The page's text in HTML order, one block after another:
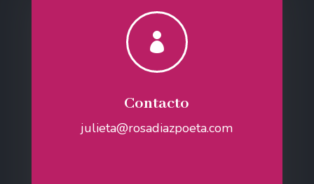

Contacto
julieta@rosadiazpoeta.com